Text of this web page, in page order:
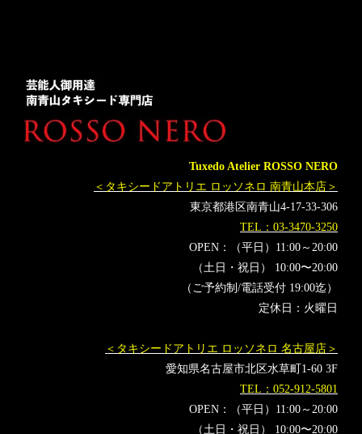
Tuxedo Atelier ROSSO NERO
＜タキシードアトリエ ロッソネロ 南青山本店＞
東京都港区南青山4-17-33-306
TEL：03-3470-3250
OPEN：（平日）11:00～20:00
（土日・祝日） 10:00〜20:00
（ご予約制/電話受付 19:00迄）
定休日：火曜日
＜タキシードアトリエ ロッソネロ 名古屋店＞
愛知県名古屋市北区水草町1-60 3F
TEL：052-912-5801
OPEN：（平日）11:00～20:00
（土日・祝日） 10:00〜20:00